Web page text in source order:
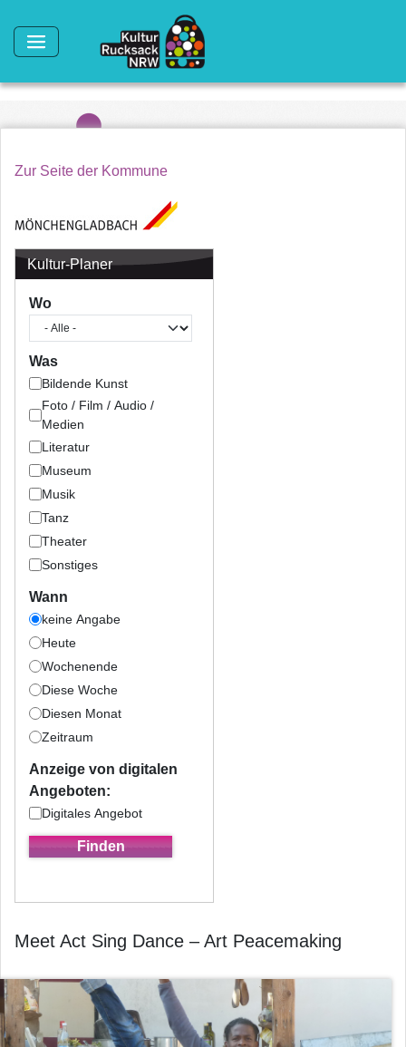
Zur Seite der Kommune
Kultur-Planer
Wo
Was
Bildende Kunst
Foto / Film / Audio /
Medien
Literatur
Museum
Musik
Tanz
Theater
Sonstiges
Wann
keine Angabe
Heute
Wochenende
Diese Woche
Diesen Monat
Zeitraum
Anzeige von digitalen
Angeboten:
Digitales Angebot
Meet Act Sing Dance – Art Peacemaking